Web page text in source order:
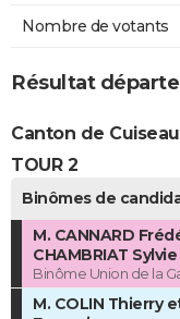
Nombre de votants
Résultat
Canton de
TOUR 2
Binômes de
M. CANNARD
CHAMBRIAT Sylvie
Binôme Union de la
M. COLIN Thierry